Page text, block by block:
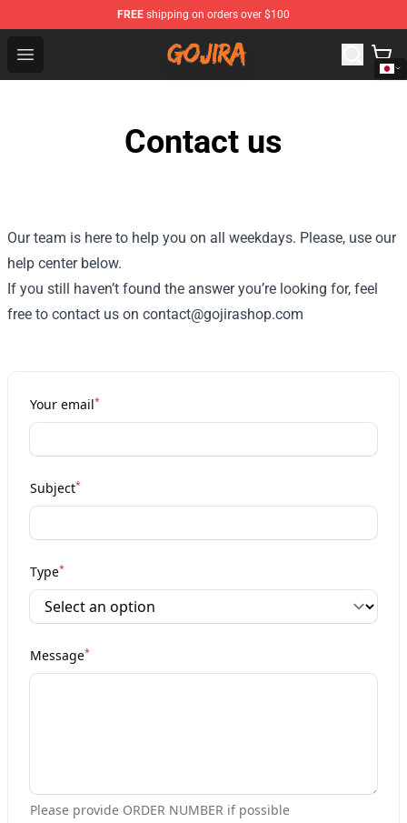
FREE shipping on orders over $100
Open menu
Gojira Shop - Official Gojira Merchandise Store
Contact us
Our team is here to help you on all weekdays. Please, use our
help center below.
If you still haven’t found the answer you’re looking for, feel
free to contact us on contact@gojirashop.com